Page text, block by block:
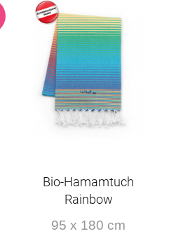
Bio-Hamamtuch
Rainbow
95 x 180 cm